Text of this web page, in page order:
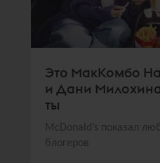
Это МакКомбо
и Дани
ты
McDonald’s показал
блогеров